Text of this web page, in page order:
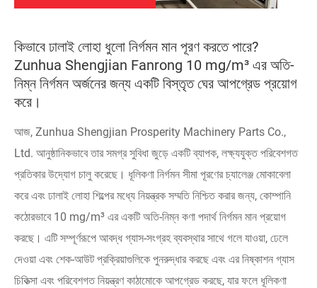
কিভাবে ঢালাই লোহা ধুলো নির্গমন মান পূরণ করতে পারে?
Zunhua Shengjian Fanrong 10 mg/m³ এর অতি-
নিম্ন নির্গমন অর্জনের জন্য একটি বিস্তৃত ঘের আপগ্রেড প্রয়োগ
করে।
আজ, Zunhua Shengjian Prosperity Machinery Parts Co.,
Ltd. আনুষ্ঠানিকভাবে তার সমগ্র সুবিধা জুড়ে একটি ব্যাপক, লক্ষ্যযুক্ত পরিবেশগত
প্রতিকার উদ্যোগ চালু করেছে। ধূলিকণা নির্গমন সীমা পূরণের চ্যালেঞ্জ মোকাবেলা
করে এবং ঢালাই লোহা শিল্পের মধ্যে নিয়ন্ত্রক সম্মতি নিশ্চিত করার জন্য, কোম্পানি
কঠোরভাবে 10 mg/m³ এর একটি অতি-নিম্ন কণা পদার্থ নির্গমন মান প্রয়োগ
করছে। এটি সম্পূর্ণরূপে আবদ্ধ গ্যাস-সংগ্রহ ব্যবস্থার সাথে গলে যাওয়া, ঢেলে
দেওয়া এবং শেক-আউট প্রক্রিয়াগুলিকে পুনরুদ্ধার করছে এবং এর নিষ্কাশন গ্যাস
চিকিত্সা এবং পরিবেশগত নিয়ন্ত্রণ কাঠামোকে আপগ্রেড করছে, যার ফলে ধূলিকণা